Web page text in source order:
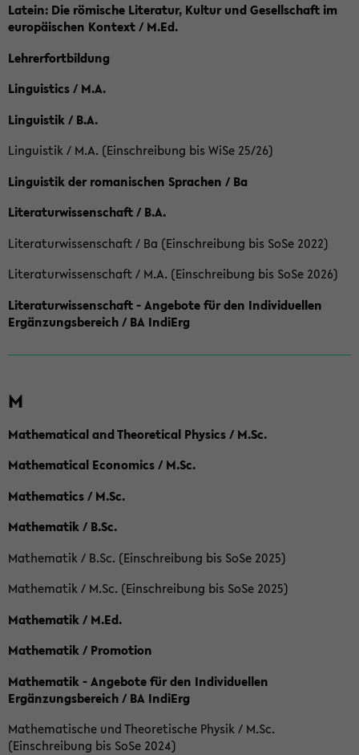
Latein: Die römische Literatur, Kultur und Gesellschaft im
europäischen Kontext / M.Ed.
Lehrerfortbildung
Linguistics / M.A.
Linguistik / B.A.
Linguistik / M.A. (Einschreibung bis WiSe 25/26)
Linguistik der romanischen Sprachen / Ba
Literaturwissenschaft / B.A.
Literaturwissenschaft / Ba (Einschreibung bis SoSe 2022)
Literaturwissenschaft / M.A. (Einschreibung bis SoSe 2026)
Literaturwissenschaft - Angebote für den Individuellen
Ergänzungsbereich / BA IndiErg
M
Mathematical and Theoretical Physics / M.Sc.
Mathematical Economics / M.Sc.
Mathematics / M.Sc.
Mathematik / B.Sc.
Mathematik / B.Sc. (Einschreibung bis SoSe 2025)
Mathematik / M.Sc. (Einschreibung bis SoSe 2025)
Mathematik / M.Ed.
Mathematik / Promotion
Mathematik - Angebote für den Individuellen
Ergänzungsbereich / BA IndiErg
Mathematische und Theoretische Physik / M.Sc.
(Einschreibung bis SoSe 2024)